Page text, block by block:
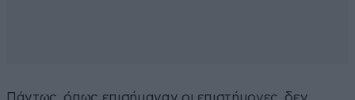
Πάντως, όπως επισήμαναν οι επιστήμονες, δεν